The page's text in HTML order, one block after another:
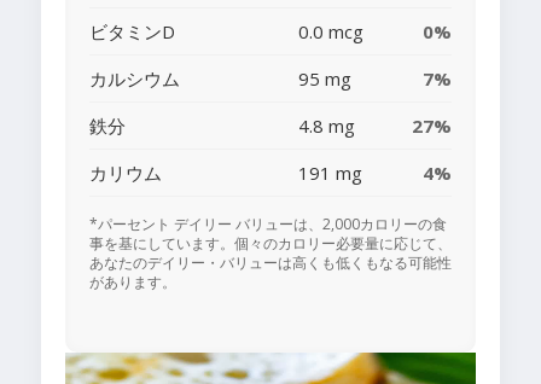
ビタミンD 0.0 mcg
0%
カルシウム
95 mg
7%
鉄分
4.8 mg
27%
カリウム
191 mg 4%
*パーセント デイリー バリューは、2,000カロリーの食
事を基にしています。個々のカロリー必要量に応じて、
あなたのデイリー・バリューは高くも低くもなる可能性
があります。